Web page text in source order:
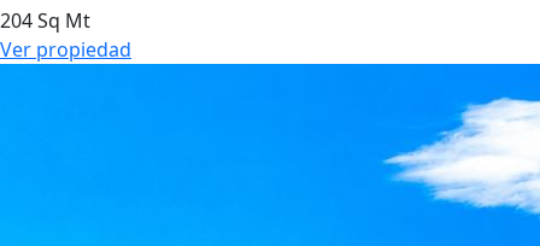
204 Sq Mt
Ver propiedad